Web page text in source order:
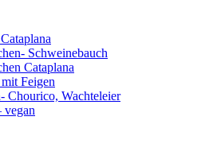
Schweinebauch
Cataplana
Feigen
Chourico, Wachteleier
vegan